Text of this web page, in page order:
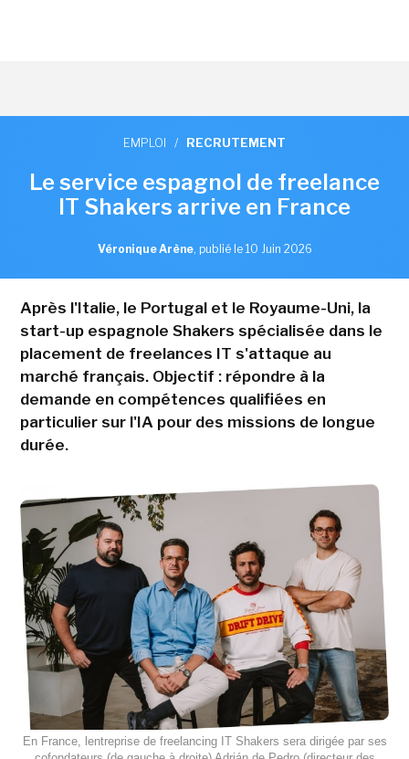
EMPLOI / RECRUTEMENT
Le service espagnol de freelance
IT Shakers arrive en France
Véronique Arène, publié le 10 Juin 2026
Après l'Italie, le Portugal et le Royaume-Uni, la
start-up espagnole Shakers spécialisée dans le
placement de freelances IT s'attaque au
marché français. Objectif : répondre à la
demande en compétences qualifiées en
particulier sur l'IA pour des missions de longue
durée.
En France, lentreprise de freelancing IT Shakers sera dirigée par ses